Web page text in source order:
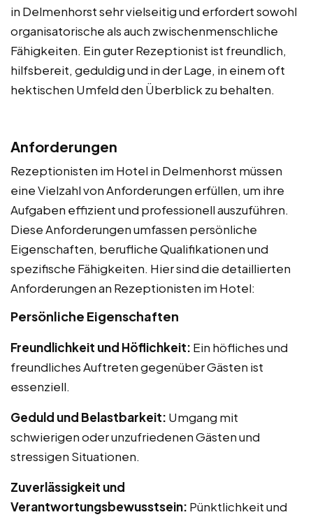
in Delmenhorst sehr vielseitig und erfordert sowohl
organisatorische als auch zwischenmenschliche
Fähigkeiten. Ein guter Rezeptionist ist freundlich,
hilfsbereit, geduldig und in der Lage, in einem oft
hektischen Umfeld den Überblick zu behalten.
Anforderungen
Rezeptionisten im Hotel in Delmenhorst müssen
eine Vielzahl von Anforderungen erfüllen, um ihre
Aufgaben effizient und professionell auszuführen.
Diese Anforderungen umfassen persönliche
Eigenschaften, berufliche Qualifikationen und
spezifische Fähigkeiten. Hier sind die detaillierten
Anforderungen an Rezeptionisten im Hotel:
Persönliche Eigenschaften
Freundlichkeit und Höflichkeit: Ein höfliches und
freundliches Auftreten gegenüber Gästen ist
essenziell.
Geduld und Belastbarkeit: Umgang mit
schwierigen oder unzufriedenen Gästen und
stressigen Situationen.
Zuverlässigkeit und
Verantwortungsbewusstsein: Pünktlichkeit und